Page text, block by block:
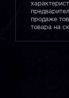
продаже
товара на